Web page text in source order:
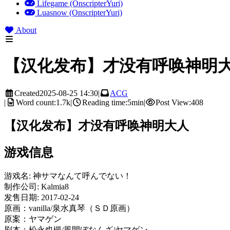
Lifegame (OnscripterYuri)
Luasnow (OnscripterYuri)
About
【汉化发布】才没有呼唤神明
Created2025-08-25 14:30|
ACG
|
Word count:1.7k| Reading time:5min| Post View:408
【汉化发布】才没有呼唤神明大人
游戏信息
游戏名: 神サマなんて呼んでない！
制作公司: Kalmia8
发售日期: 2017-02-24
原画：vanilla/泉水真琴（ＳＤ原画）
原案：ヤマゲン